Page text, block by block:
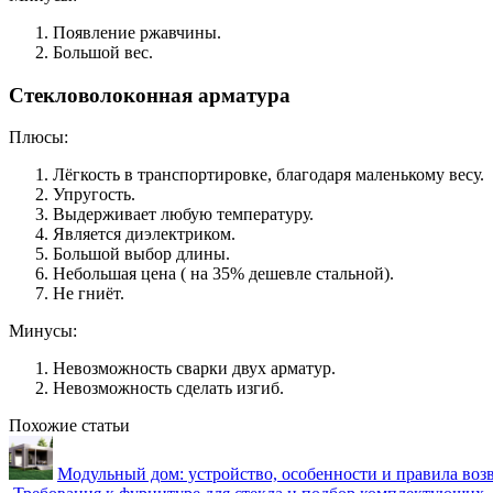
Появление ржавчины.
Большой вес.
Стекловолоконная арматура
Плюсы:
Лёгкость в транспортировке, благодаря маленькому весу.
Упругость.
Выдерживает любую температуру.
Является диэлектриком.
Большой выбор длины.
Небольшая цена ( на 35% дешевле стальной).
Не гниёт.
Минусы:
Невозможность сварки двух арматур.
Невозможность сделать изгиб.
Похожие статьи
Модульный дом: устройство, особенности и правила